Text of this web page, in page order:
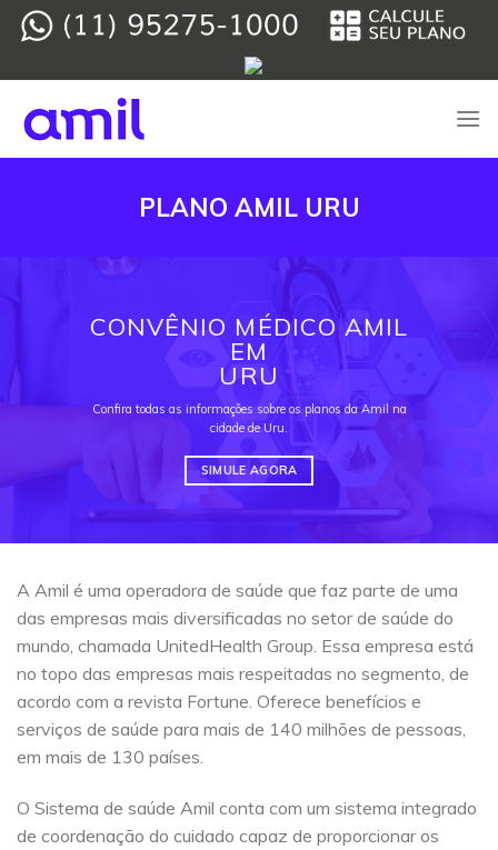
Skip
PLANO AMIL URU
CONVÊNIO MÉDICO AMIL
EM
URU
Confira todas as informações sobre os planos da Amil na
cidade de Uru.
SIMULE AGORA
A Amil é uma operadora de saúde que faz parte de uma
das empresas mais diversificadas no setor de saúde do
mundo, chamada UnitedHealth Group. Essa empresa está
no topo das empresas mais respeitadas no segmento, de
acordo com a revista Fortune. Oferece benefícios e
serviços de saúde para mais de 140 milhões de pessoas,
em mais de 130 países.
O Sistema de saúde Amil conta com um sistema integrado
de coordenação do cuidado capaz de proporcionar os